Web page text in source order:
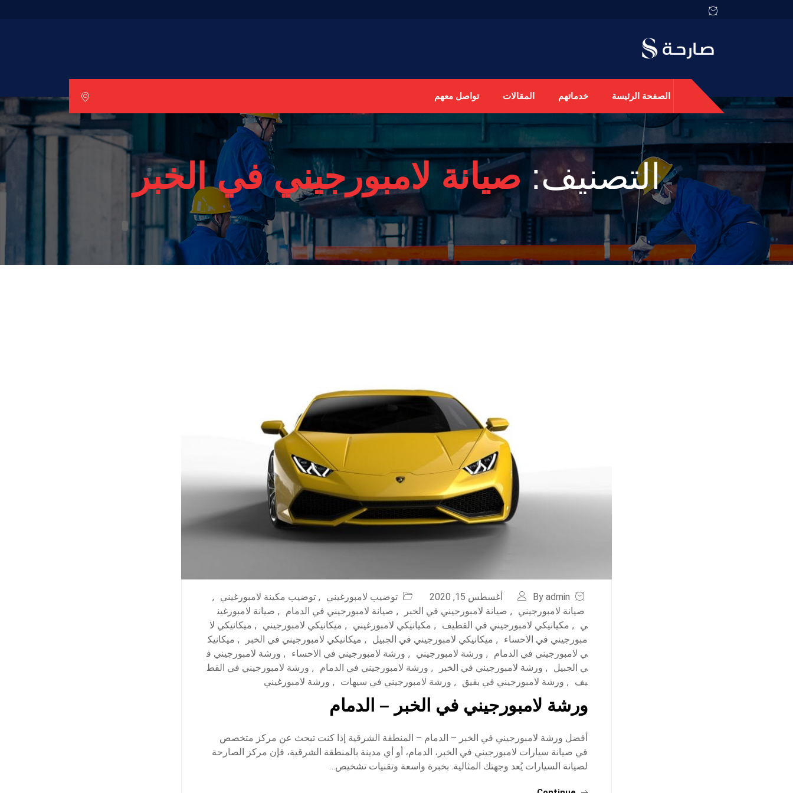
الصفحة الرئيسة خدماتهم المقالات تواصل معهم
التصنيف: صيانة لامبورجيني في الخبر
By admin أغسطس 15, 2020 توضيب لامبورغيني , توضيب مكينة لامبورغيني
,
صيانة لامبورجيني
, صيانة لامبورجيني في الخبر , صيانة لامبورجيني في الدمام , صيانة لامبورغين
ي
, مكيانيكي لامبورجيني في القطيف , مكيانيكي لامبورغيني , ميكانيكي لامبورجيني , ميكانيكي لا
مبورجيني في الاحساء
, ميكانيكي لامبورجيني في الجبيل , ميكانيكي لامبورجيني في الخبر , ميكانيك
ي لامبورجيني في الدمام
, ورشة لامبورجيني , ورشة لامبورجيني في الاحساء , ورشة لامبورجيني ف
ي الجبيل
, ورشة لامبورجيني في الخبر , ورشة لامبورجيني في الدمام , ورشة لامبورجيني في القط
يف
, ورشة لامبورجيني في بقيق , ورشة لامبورجيني في سيهات , ورشة لامبورغيني
ورشة لامبورجيني في الخبر – الدمام
أفضل ورشة لامبورجيني في الخبر – الدمام – المنطقة الشرقية إذا كنت تبحث عن مركز متخصص
في صيانة سيارات لامبورجيني في الخبر، الدمام، أو أي مدينة بالمنطقة الشرقية، فإن مركز الصارحة
لصيانة السيارات يُعد وجهتك المثالية. بخبرة واسعة وتقنيات تشخيص…